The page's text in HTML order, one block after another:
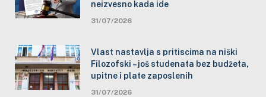
neizvesno kada ide
31/07/2026
Vlast nastavlja s pritiscima na niški
Filozofski – još studenata bez budžeta,
upitne i plate zaposlenih
31/07/2026